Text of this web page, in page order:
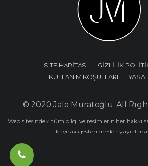
SİTE HARİTASI
GİZLİLİK
KULLANIM KOŞULLARI
© 2020 Jale Muratoğlu. All
Web sitesindeki tüm bilgi ve resimlerin her hakkı
kaynak gösterilmeden